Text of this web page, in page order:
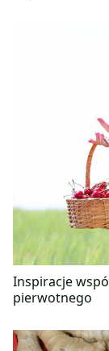
Inspiracje
pierwotnego